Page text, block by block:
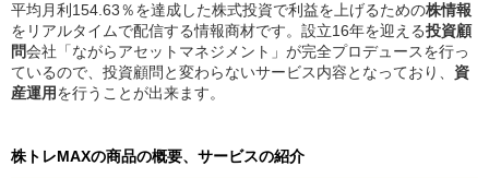
平均月利154.63％を達成した株式投資で利益を上げるための株情報
をリアルタイムで配信する情報商材です。設立16年を迎える投資顧
問会社「ながらアセットマネジメント」が完全プロデュースを行っ
ているので、投資顧問と変わらないサービス内容となっており、 資
産運用を行うことが出来ます。
株トレMAXの商品の概要、サービスの紹介